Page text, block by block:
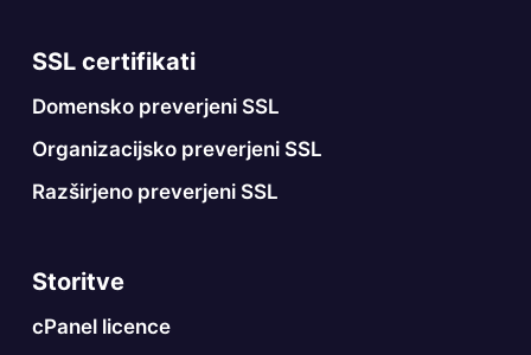
SSL certifikati
Domensko preverjeni SSL
Organizacijsko preverjeni SSL
Razširjeno preverjeni SSL
Storitve
cPanel licence